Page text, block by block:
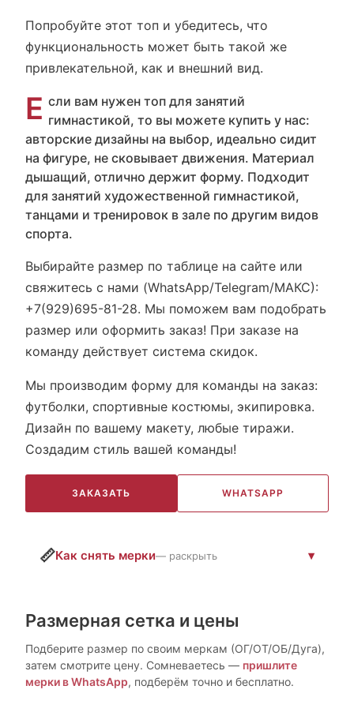
Попробуйте этот топ и убедитесь, что
функциональность может быть такой же
привлекательной, как и внешний вид.
Е сли вам нужен топ для занятий
гимнастикой, то вы можете купить у нас:
авторские дизайны на выбор, идеально сидит
на фигуре, не сковывает движения. Материал
дышащий, отлично держит форму. Подходит
для занятий художественной гимнастикой,
танцами и тренировок в зале по другим видов
спорта.
Выбирайте размер по таблице на сайте или
свяжитесь с нами (WhatsApp/Telegram/МАКС):
+7(929)695-81-28. Мы поможем вам подобрать
размер или оформить заказ! При заказе на
команду действует система скидок.
Мы производим форму для команды на заказ:
футболки, спортивные костюмы, экипировка.
Дизайн по вашему макету, любые тиражи.
Создадим стиль вашей команды!
ЗАКАЗАТЬ WHATSAPP
📏Как снять мерки— раскрыть
Размерная сетка и цены
Подберите размер по своим меркам (ОГ/ОТ/ОБ/Дуга),
затем смотрите цену. Сомневаетесь — пришлите
мерки в WhatsApp, подберём точно и бесплатно.